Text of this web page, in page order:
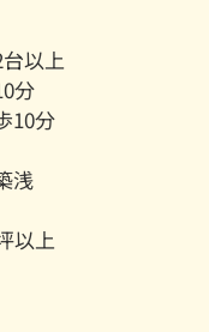
以上
分
10分
浅
以上